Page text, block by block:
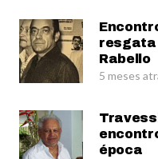
resgata
Rabello
5 meses
época